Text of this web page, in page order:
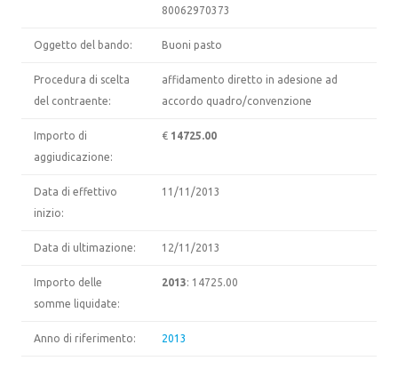
80062970373
Oggetto del bando: Buoni pasto
Procedura di scelta
del contraente:
affidamento diretto in adesione ad
accordo quadro/convenzione
Importo di
aggiudicazione:
€ 14725.00
Data di effettivo
inizio:
11/11/2013
Data di ultimazione: 12/11/2013
Importo delle
somme liquidate:
2013: 14725.00
Anno di riferimento: 2013